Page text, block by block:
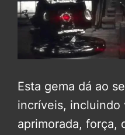
Esta gema dá ao
incríveis, incluindo
aprimorada, força,